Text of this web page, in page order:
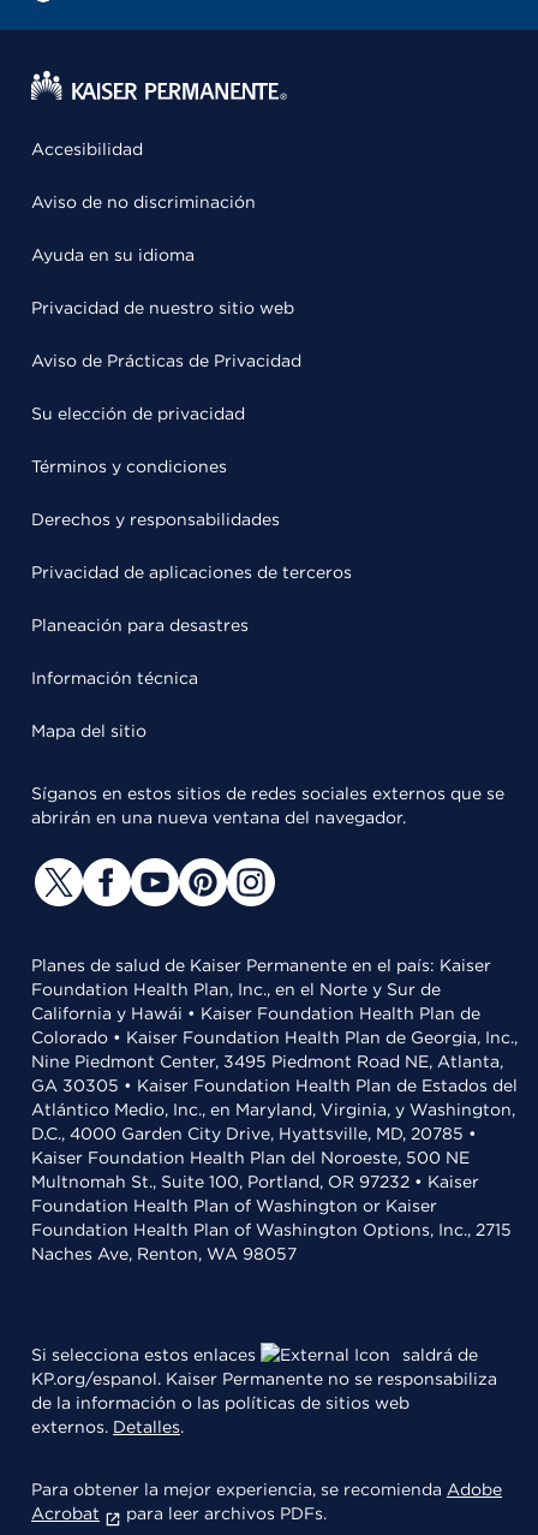
Accesibilidad
Aviso de no discriminación
Ayuda en su idioma
Privacidad de nuestro sitio web
Aviso de Prácticas de Privacidad
Su elección de privacidad
Términos y condiciones
Derechos y responsabilidades
Privacidad de aplicaciones de terceros
Planeación para desastres
Información técnica
Mapa del sitio
Síganos en estos sitios de redes sociales externos que se
abrirán en una nueva ventana del navegador.
Planes de salud de Kaiser Permanente en el país: Kaiser
Foundation Health Plan, Inc., en el Norte y Sur de
California y Hawái • Kaiser Foundation Health Plan de
Colorado • Kaiser Foundation Health Plan de Georgia, Inc.,
Nine Piedmont Center, 3495 Piedmont Road NE, Atlanta,
GA 30305 • Kaiser Foundation Health Plan de Estados del
Atlántico Medio, Inc., en Maryland, Virginia, y Washington,
D.C., 4000 Garden City Drive, Hyattsville, MD, 20785 •
Kaiser Foundation Health Plan del Noroeste, 500 NE
Multnomah St., Suite 100, Portland, OR 97232 • Kaiser
Foundation Health Plan of Washington or Kaiser
Foundation Health Plan of Washington Options, Inc., 2715
Naches Ave, Renton, WA 98057
Si selecciona estos enlaces
saldrá de
KP.org/espanol. Kaiser Permanente no se responsabiliza
de la información o las políticas de sitios web
externos. Detalles.
Para obtener la mejor experiencia, se recomienda Adobe
Acrobat
para leer archivos PDFs.